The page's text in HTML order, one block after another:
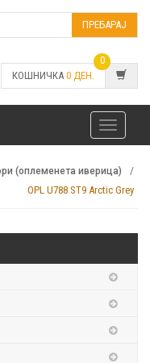
ПРЕБАРАЈ
КОШНИЧКА 0 ДЕН.
0
Toggle
navigation
(оплеменета иверица)
OPL U788 ST9 Arctic Grey